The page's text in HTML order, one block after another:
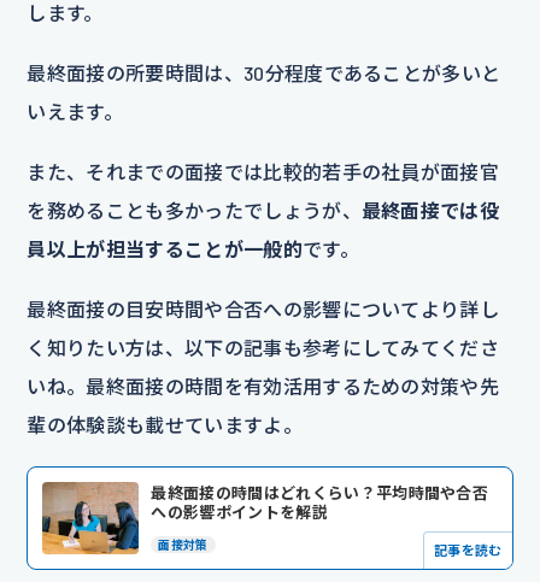
します。
最終面接の所要時間は、30分程度であることが多いと
いえます。
また、それまでの面接では比較的若手の社員が面接官
を務めることも多かったでしょうが、 最終面接では役
員以上が担当することが一般的です。
最終面接の目安時間や合否への影響についてより詳し
く知りたい方は、以下の記事も参考にしてみてくださ
いね。最終面接の時間を有効活用するための対策や先
輩の体験談も載せていますよ。
最終面接の時間はどれくらい？平均時間や合否
への影響ポイントを解説
面接対策 記事を読む